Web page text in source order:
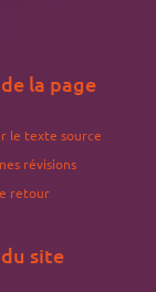
d'avoir
via la
un chiffre
vous êtes dans
+ Fx. À noter
sorte de
d'outils très
la page
le texte source
révisions
retour
site